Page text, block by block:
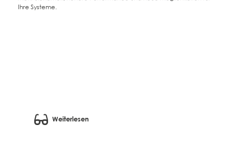
Ihre Systeme.
Weiterlesen